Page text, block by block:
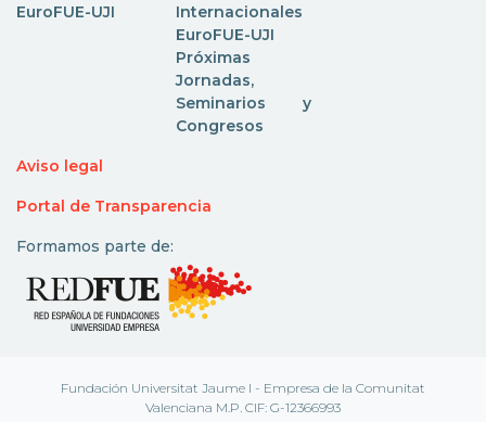
EuroFUE-UJI
Internacionales
EuroFUE-UJI
Próximas
Jornadas,
Seminarios y
Congresos
Aviso legal
Portal de Transparencia
Formamos parte de:
Fundación Universitat Jaume I - Empresa de la Comunitat
Valenciana M.P. CIF: G-12366993